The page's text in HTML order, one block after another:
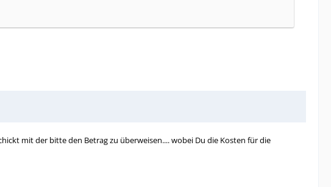
mit der bitte den Betrag zu überweisen.... wobei Du die Kosten für die